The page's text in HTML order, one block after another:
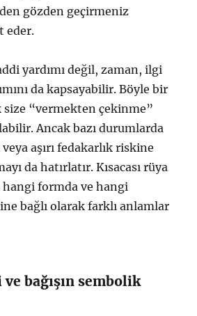
gözden geçirmeniz
eder.
yardımı değil, zaman, ilgi
da kapsayabilir. Böyle bir
size “vermekten çekinme”
Ancak bazı durumlarda
veya aşırı fedakarlık riskine
da hatırlatır. Kısacası rüya
hangi formda ve hangi
bağlı olarak farklı anlamlar
bağışın sembolik